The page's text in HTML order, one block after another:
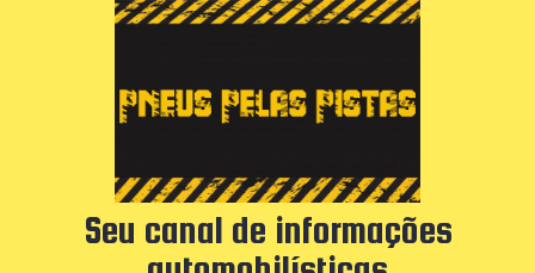
Seu canal de informações